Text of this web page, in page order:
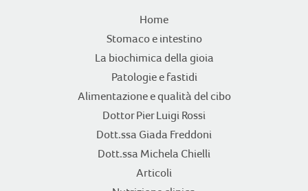
Home
Stomaco e intestino
La biochimica della gioia
Patologie e fastidi
Alimentazione e qualità del cibo
Dottor Pier Luigi Rossi
Dott.ssa Giada Freddoni
Dott.ssa Michela Chielli
Articoli